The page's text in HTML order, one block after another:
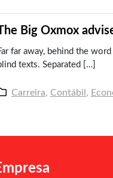
Big Oxmox
far away, behind the
texts. Separated […]
Carreira, Contábil ,